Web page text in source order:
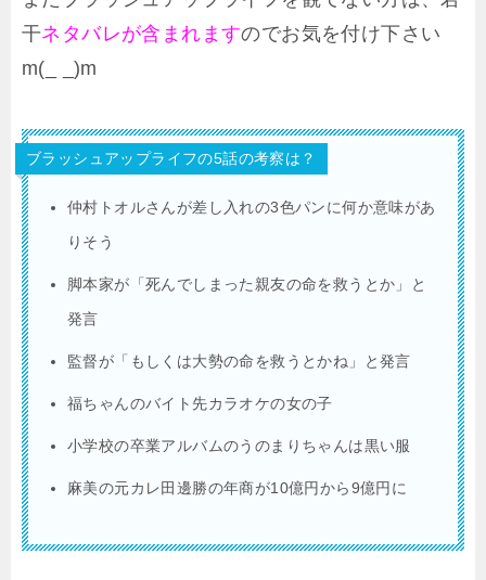
干ネタバレが含まれますのでお気を付け下さい
m(_ _)m
ブラッシュアップライフの5話の考察は？
仲村トオルさんが差し入れの3色パンに何か意味があ
りそう
脚本家が「死んでしまった親友の命を救うとか」と
発言
監督が「もしくは大勢の命を救うとかね」と発言
福ちゃんのバイト先カラオケの女の子
小学校の卒業アルバムのうのまりちゃんは黒い服
麻美の元カレ田邊勝の年商が10億円から9億円に